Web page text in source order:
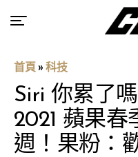
首頁 » 科技
Siri 你累了
2021 蘋果春
週！果粉：